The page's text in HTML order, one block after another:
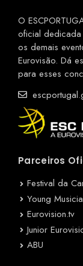
O
oficial
os demais
Eurovisão. Dá
para esses
Parceiros
Festival da
Young
Eurovision.tv
Junior
ABU